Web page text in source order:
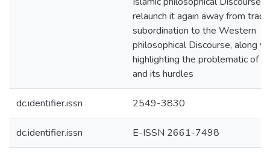
relaunch it again away from
subordination to the Western
philosophical Discourse, along
highlighting the problematic of
and its hurdles
dc.identifier.issn 2549-3830
dc.identifier.issn E-ISSN 2661-7498